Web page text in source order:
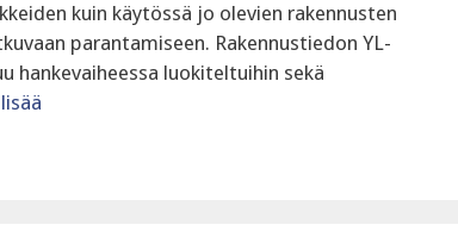
kuin käytössä jo olevien rakennusten
parantamiseen. ‍Rakennustiedon YL-
hankevaiheessa luokiteltuihin sekä